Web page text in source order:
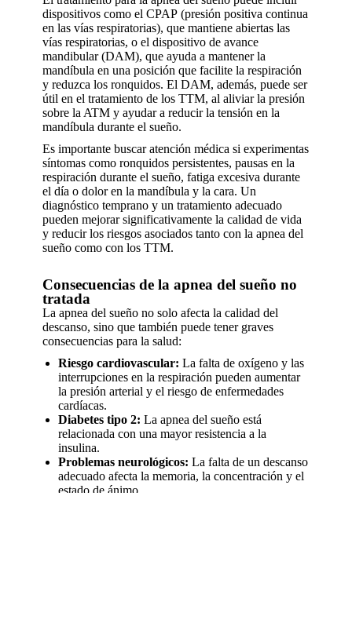
dispositivos como el CPAP (presión positiva continua
en las vías respiratorias), que mantiene abiertas las
vías respiratorias, o el dispositivo de avance
mandibular (DAM), que ayuda a mantener la
mandíbula en una posición que facilite la respiración
y reduzca los ronquidos. El DAM, además, puede ser
útil en el tratamiento de los TTM, al aliviar la presión
sobre la ATM y ayudar a reducir la tensión en la
mandíbula durante el sueño.
Es importante buscar atención médica si experimentas
síntomas como ronquidos persistentes, pausas en la
respiración durante el sueño, fatiga excesiva durante
el día o dolor en la mandíbula y la cara. Un
diagnóstico temprano y un tratamiento adecuado
pueden mejorar significativamente la calidad de vida
y reducir los riesgos asociados tanto con la apnea del
sueño como con los TTM.
Consecuencias de la apnea del sueño no
tratada
La apnea del sueño no solo afecta la calidad del
descanso, sino que también puede tener graves
consecuencias para la salud:
Riesgo cardiovascular: La falta de oxígeno y las
interrupciones en la respiración pueden aumentar
la presión arterial y el riesgo de enfermedades
cardíacas.
Diabetes tipo 2: La apnea del sueño está
relacionada con una mayor resistencia a la
insulina.
Problemas neurológicos: La falta de un descanso
adecuado afecta la memoria, la concentración y el
estado de ánimo.